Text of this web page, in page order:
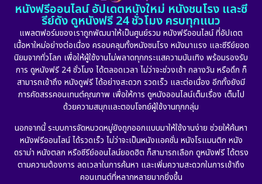
หนังฟรีออนไลน์ อัปเดตหนังใหม่ หนังชนโรง และซี
รีย์ดัง ดูหนังฟรี 24 ชั่วโมง ครบทุกแนว
แพลตฟอร์มของเราถูกพัฒนาให้เป็นศูนย์รวม หนังฟรีออนไลน์ ที่อัปเดต
เนื้อหาใหม่อย่างต่อเนื่อง ครอบคลุมทั้งหนังชนโรง หนังมาแรง และซีรีย์ยอด
นิยมจากทั่วโลก เพื่อให้ผู้ใช้งานไม่พลาดทุกกระแสความบันเทิง พร้อมรองรับ
การ ดูหนังฟรี 24 ชั่วโมง ได้ตลอดเวลา ไม่ว่าจะช่วงเช้า กลางวัน หรือดึก ก็
สามารถเข้าถึง หนังดูฟรี ได้อย่างสะดวก รวดเร็ว และต่อเนื่อง อีกทั้งยังมี
การคัดสรรคอนเทนต์คุณภาพ เพื่อให้การ ดูหนังออนไลน์เต็มเรื่อง เต็มไป
ด้วยความสนุกและตอบโจทย์ผู้ใช้งานทุกกลุ่ม
นอกจากนี้ ระบบการจัดหมวดหมู่ยังถูกออกแบบมาให้ใช้งานง่าย ช่วยให้ค้นหา
หนังฟรีออนไลน์ ได้รวดเร็ว ไม่ว่าจะเป็นหนังแอคชั่น หนังโรแมนติก หนัง
ดราม่า หนังตลก หรือซีรีย์ออนไลน์ยอดฮิต ก็สามารถเลือก ดูหนังฟรี ได้ตรง
ตามความต้องการ ลดเวลาในการค้นหา และเพิ่มความสะดวกในการเข้าถึง
คอนเทนต์ที่หลากหลายมากยิ่งขึ้น